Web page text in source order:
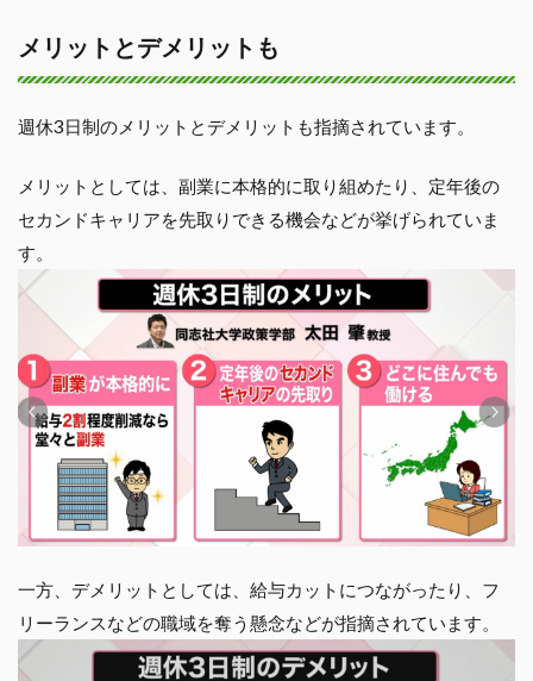
メリットとデメリットも
週休3日制のメリットとデメリットも指摘されています。
メリットとしては、副業に本格的に取り組めたり、定年後の
セカンドキャリアを先取りできる機会などが挙げられていま
す。
一方、デメリットとしては、給与カットにつながったり、フ
リーランスなどの職域を奪う懸念などが指摘されています。